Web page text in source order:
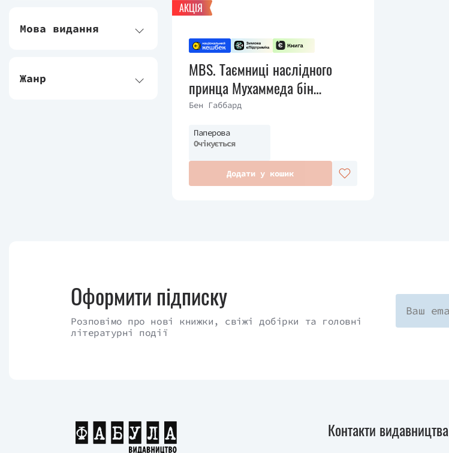
Мова видання
Жанр
АКЦІЯ
MBS. Таємниці наслідного
принца Мухаммеда бін
Салмана
Бен Габбард
Паперова
Очікується
Додати у кошик
Оформити підписку
Розповімо про нові книжки, свіжі добірки та головні
літературні події
Контакти видавництва